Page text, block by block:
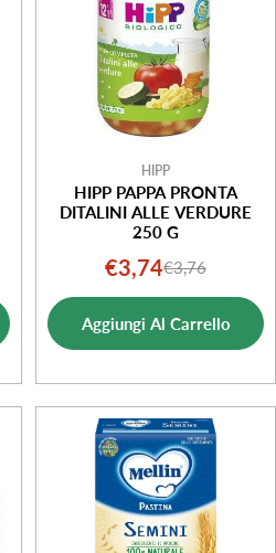
HIPP
HIPP PAPPA PRONTA
DITALINI ALLE VERDURE
250 G
Prezzo
di
vendita
€3,74Prezzo
normale
€3,76
Aggiungi Al Carrello